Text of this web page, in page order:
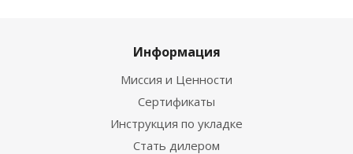
Информация
Миссия и Ценности
Сертификаты
Инструкция по укладке
Стать дилером